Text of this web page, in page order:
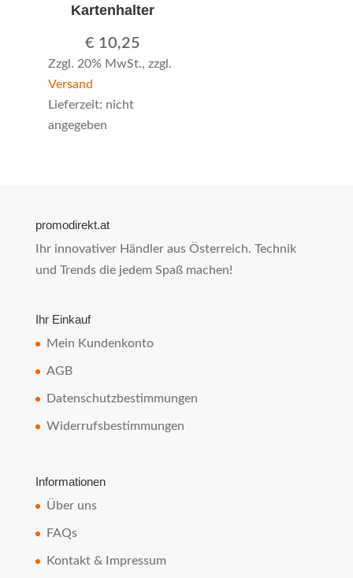
Kartenhalter
€ 10,25
Zzgl. 20% MwSt., zzgl.
Versand
Lieferzeit: nicht
angegeben
promodirekt.at
Ihr innovativer Händler aus Österreich. Technik
und Trends die jedem Spaß machen!
Ihr Einkauf
Mein Kundenkonto
AGB
Datenschutzbestimmungen
Widerrufsbestimmungen
Informationen
Über uns
FAQs
Kontakt & Impressum